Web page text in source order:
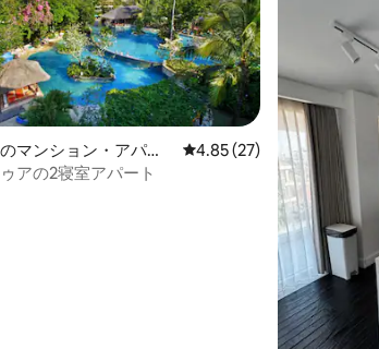
中4.86つ星の平均評価
マンション・アパー
レビュー27件、5つ星中
4.85 (27)
アの2寝室アパート